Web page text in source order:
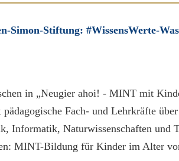
Simon-Stiftung: #WissensWerte-
in „Neugier ahoi! - MINT mit
Fach- und Lehrkräfte
Informatik, Naturwissenschaften
MINT-Bildung für Kinder im Alter